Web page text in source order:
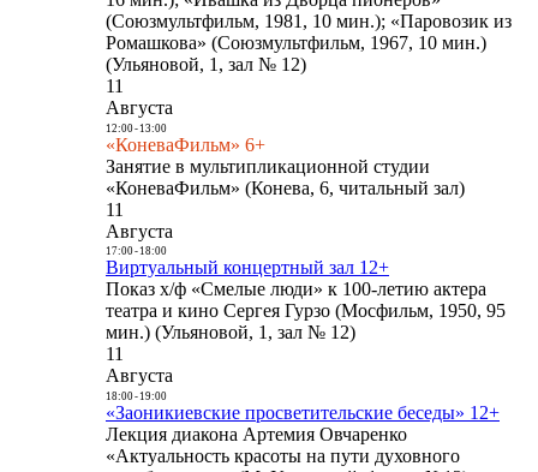
(Союзмультфильм, 1981, 10 мин.); «Паровозик из
Ромашкова» (Союзмультфильм, 1967, 10 мин.)
(Ульяновой, 1, зал № 12)
11
Августа
12:00- 13:00
«КоневаФильм» 6+
Занятие в мультипликационной студии
«КоневаФильм» (Конева, 6, читальный зал)
11
Августа
17:00- 18:00
Виртуальный концертный зал 12+
Показ х/ф «Смелые люди» к 100-летию актера
театра и кино Сергея Гурзо (Мосфильм, 1950, 95
мин.) (Ульяновой, 1, зал № 12)
11
Августа
18:00- 19:00
«Заоникиевские просветительские беседы» 12+
Лекция диакона Артемия Овчаренко
«Актуальность красоты на пути духовного